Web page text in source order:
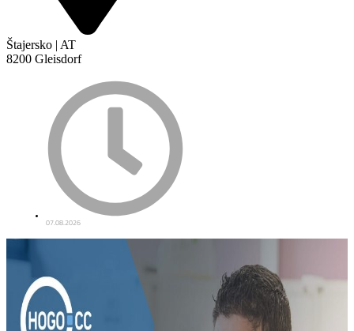
Štajersko | AT
8200 Gleisdorf
07.08.2026